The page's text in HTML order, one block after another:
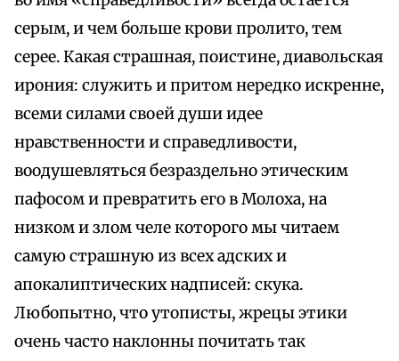
серым, и чем больше крови пролито, тем
серее. Какая страшная, поистине, диавольская
ирония: служить и притом нередко искренне,
всеми силами своей души идее
нравственности и справедливости,
воодушевляться безраздельно этическим
пафосом и превратить его в Молоха, на
низком и злом челе которого мы читаем
самую страшную из всех адских и
апокалиптических надписей: скука.
Любопытно, что утописты, жрецы этики
очень часто наклонны почитать так